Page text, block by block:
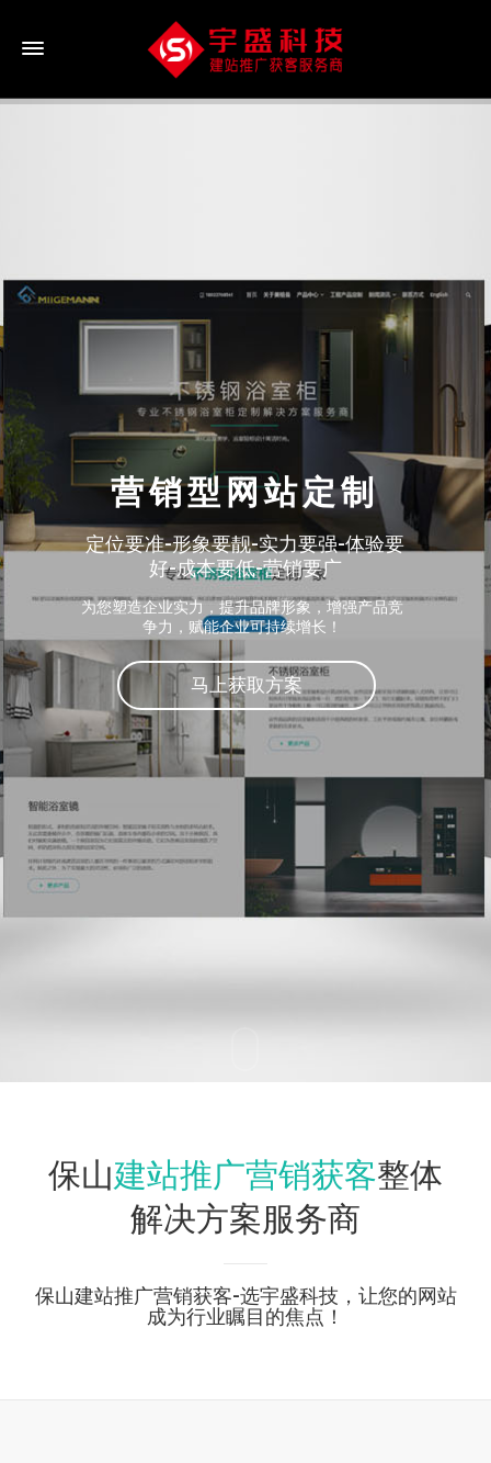
营销型网站定制
定位要准-形象要靓-实力要强-体验要
好-成本要低-营销要广
为您塑造企业实力，提升品牌形象，增强产品竞
争力，赋能企业可持续增长！
马上获取方案
保山建站推广营销获客整体
解决方案服务商
保山建站推广营销获客-选宇盛科技，让您的网站
成为行业瞩目的焦点！